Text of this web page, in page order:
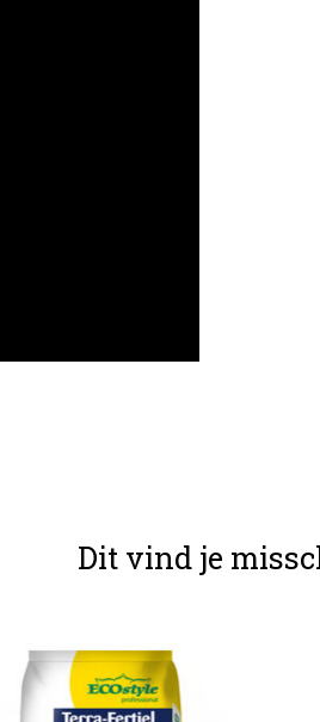
Dit vind je